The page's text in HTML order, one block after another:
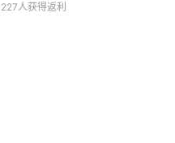
227人获得返利